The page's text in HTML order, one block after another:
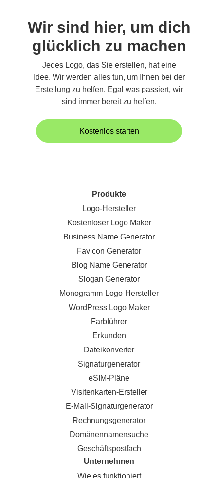
Wir sind hier, um dich
glücklich zu machen
Jedes Logo, das Sie erstellen, hat eine
Idee. Wir werden alles tun, um Ihnen bei der
Erstellung zu helfen. Egal was passiert, wir
sind immer bereit zu helfen.
Kostenlos starten
Produkte
Logo-Hersteller
Kostenloser Logo Maker
Business Name Generator
Favicon Generator
Blog Name Generator
Slogan Generator
Monogramm-Logo-Hersteller
WordPress Logo Maker
Farbführer
Erkunden
Dateikonverter
Signaturgenerator
eSIM-Pläne
Visitenkarten-Ersteller
E-Mail-Signaturgenerator
Rechnungsgenerator
Domänennamensuche
Geschäftspostfach
Unternehmen
Wie es funktioniert